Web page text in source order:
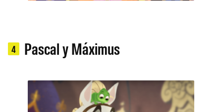
4 Pascal y Máximus